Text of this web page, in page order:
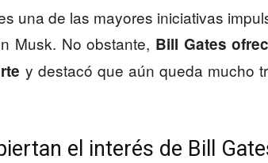
una de las mayores iniciativas
Musk. No obstante, Bill Gates
y destacó que aún queda mucho
el interés de Bill